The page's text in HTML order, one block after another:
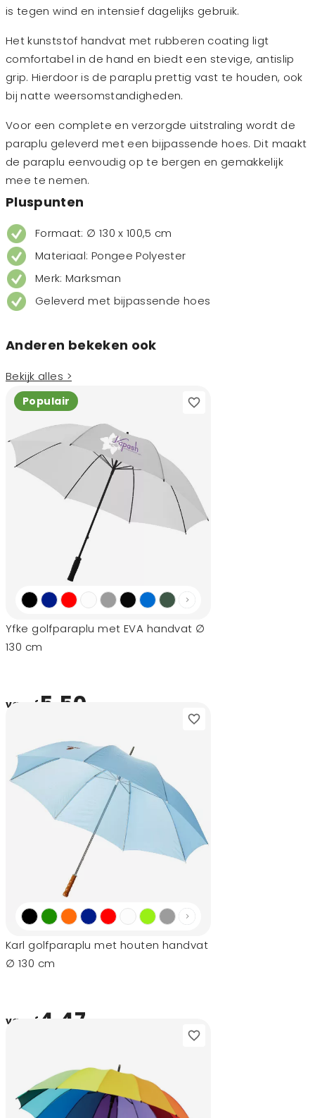
is tegen wind en intensief dagelijks gebruik.
Het kunststof handvat met rubberen coating ligt
comfortabel in de hand en biedt een stevige, antislip
grip. Hierdoor is de paraplu prettig vast te houden, ook
bij natte weersomstandigheden.
Voor een complete en verzorgde uitstraling wordt de
paraplu geleverd met een bijpassende hoes. Dit maakt
de paraplu eenvoudig op te bergen en gemakkelijk
mee te nemen.
Pluspunten
Formaat: ∅ 130 x 100,5 cm
Materiaal: Pongee Polyester
Merk: Marksman
Geleverd met bijpassende hoes
Anderen bekeken ook
Bekijk alles >
Populair
Yfke golfparaplu met EVA handvat ∅
130 cm
vanaf 5,50
Karl golfparaplu met houten handvat
∅ 130 cm
vanaf 4,47